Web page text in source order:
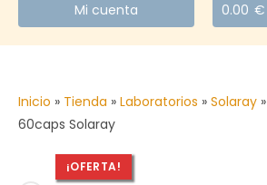
Mi cuenta 0.00 €
Inicio » Tienda » Laboratorios » Solaray »
60caps Solaray
¡OFERTA!